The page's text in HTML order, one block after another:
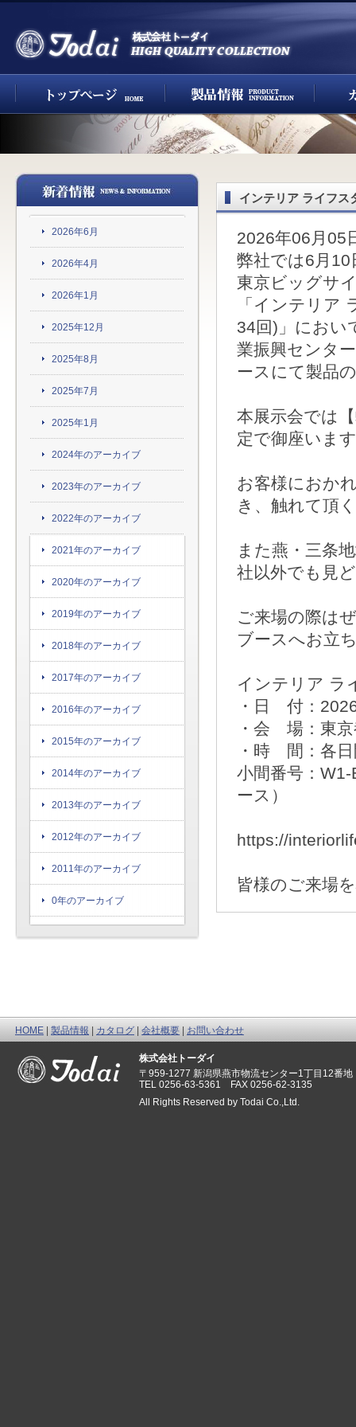
インテリア ライフス
2026年06月05
弊社では6月10
東京ビッグサ
「インテリア
34回)」におい
業振興センタ
ースにて製品
本展示会では
定で御座いま
お客様におか
き、触れて頂
また燕・三条
社以外でも見
ご来場の際は
ブースへお立
インテリア ラ
・日 付：
・会 場：東
・時 間：各
小間番号：
ース）
https://
皆様のご来場
2026年6月
2026年4月
2026年1月
2025年12月
2025年8月
2025年7月
2025年1月
2024年のアーカイブ
2023年のアーカイブ
2022年のアーカイブ
2021年のアーカイブ
2020年のアーカイブ
2019年のアーカイブ
2018年のアーカイブ
2017年のアーカイブ
2016年のアーカイブ
2015年のアーカイブ
2014年のアーカイブ
2013年のアーカイブ
2012年のアーカイブ
2011年のアーカイブ
0年のアーカイブ
HOME|製品情報|カタログ|会社概要|お問い合わせ
株式会社トーダイ
〒959-1277 新潟県燕市物流センター1丁目12番地
TEL 0256-63-5361 FAX 0256-62-3135
All Rights Reserved by Todai Co.,Ltd.